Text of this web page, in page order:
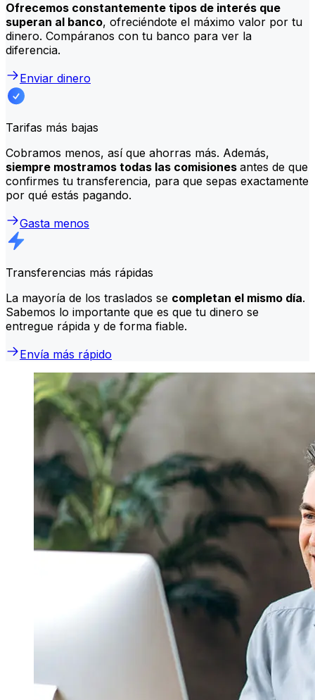
Ofrecemos constantemente tipos de interés que
superan al banco, ofreciéndote el máximo valor por tu
dinero. Compáranos con tu banco para ver la
diferencia.
Enviar dinero
Tarifas más bajas
Cobramos menos, así que ahorras más. Además,
siempre mostramos todas las comisiones antes de que
confirmes tu transferencia, para que sepas exactamente
por qué estás pagando.
Gasta menos
Transferencias más rápidas
La mayoría de los traslados se completan el mismo día.
Sabemos lo importante que es que tu dinero se
entregue rápida y de forma fiable.
Envía más rápido